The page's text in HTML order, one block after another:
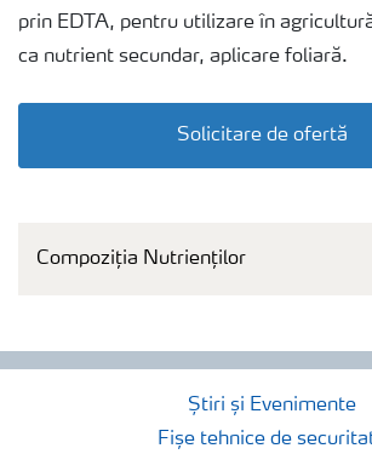
prin EDTA, pentru utilizare în
ca nutrient secundar, aplicare foliară.
Solicitare de ofertă
Compoziția Nutrienților
Știri și Evenimente
Fișe tehnice de